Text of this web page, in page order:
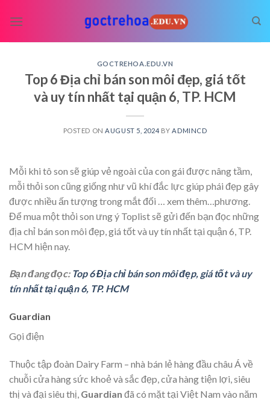
GOCTREHOA.EDU.VN
Top 6 Địa chỉ bán son môi đẹp, giá tốt
và uy tín nhất tại quận 6, TP. HCM
POSTED ON AUGUST 5, 2024 BY ADMINCD
Mỗi khi tô son sẽ giúp vẻ ngoài của con gái được nâng tầm,
mỗi thỏi son cũng giống như vũ khí đắc lực giúp phái đẹp gây
được nhiều ấn tượng trong mắt đối
… xem thêm… phương.
Để mua một thỏi son ưng ý Toplist sẽ gửi đến bạn đọc những
địa chỉ bán son môi đẹp, giá tốt và uy tín nhất tại quận 6, TP.
HCM hiện nay.
Bạn đang đọc: Top 6 Địa chỉ bán son môi đẹp, giá tốt và uy
tín nhất tại quận 6, TP. HCM
Guardian
Gọi điện
Thuộc tập đoàn Dairy Farm – nhà bán lẻ hàng đầu châu Á về
chuỗi cửa hàng sức khoẻ và sắc đẹp, cửa hàng tiện lợi, siêu
thị và đại siêu thị, Guardian đã có mặt tại Việt Nam vào năm